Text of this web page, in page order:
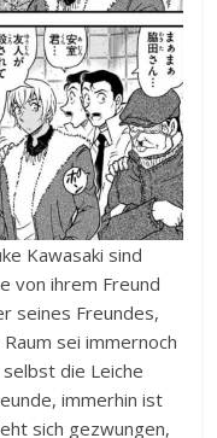
Kawasaki sind
von ihrem Freund
seines Freundes,
sei immernoch
die Leiche
immerhin ist
sich gezwungen,